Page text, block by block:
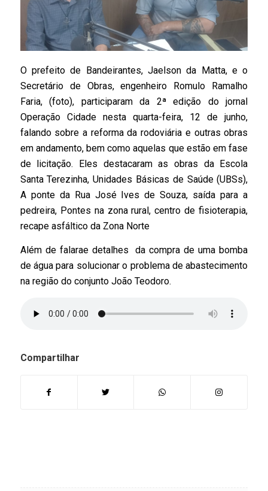
O prefeito de Bandeirantes, Jaelson da Matta, e o
Secretário de Obras, engenheiro Romulo Ramalho
Faria, (foto), participaram da 2ª edição do jornal
Operação Cidade nesta quarta-feira, 12 de junho,
falando sobre a reforma da rodoviária e outras obras
em andamento, bem como aquelas que estão em fase
de licitação. Eles destacaram as obras da Escola
Santa Terezinha, Unidades Básicas de Saúde (UBSs),
A ponte da Rua José Ives de Souza, saída para a
pedreira, Pontes na zona rural, centro de fisioterapia,
recape asfáltico da Zona Norte
Além de falarae detalhes da compra de uma bomba
de água para solucionar o problema de abastecimento
na região do conjunto João Teodoro.
Compartilhar